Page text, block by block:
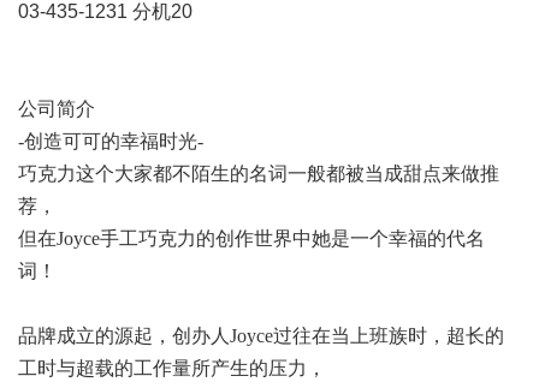
03-435-1231 分机20
公司简介
-创造可可的幸福时光-
巧克力这个大家都不陌生的名词一般都被当成甜点来做推
荐，
但在Joyce手工巧克力的创作世界中她是一个幸福的代名
词！
品牌成立的源起，创办人Joyce过往在当上班族时，超长的
工时与超载的工作量所产生的压力，